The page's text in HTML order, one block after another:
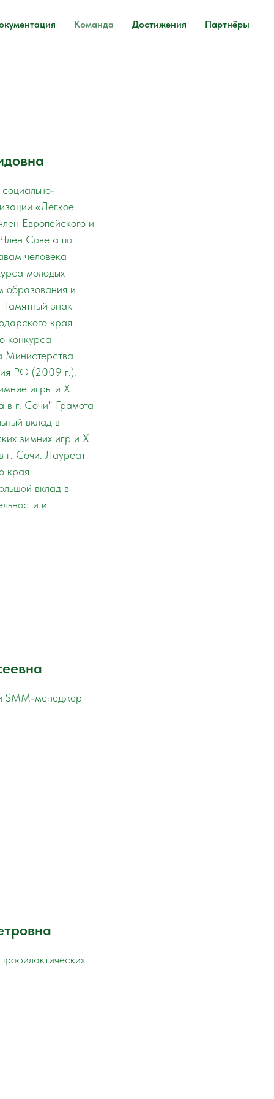
Команда Достижения Партнёры
«Легкое
Европейского и
Совета по
человека
молодых
образования и
знак
края
конкурса
Министерства
РФ (2009 г.).
игры и XI
в г. Сочи" Грамота
вклад в
зимних игр и XI
г. Сочи. Лауреат
края
вклад в
и
SMM-менеджер